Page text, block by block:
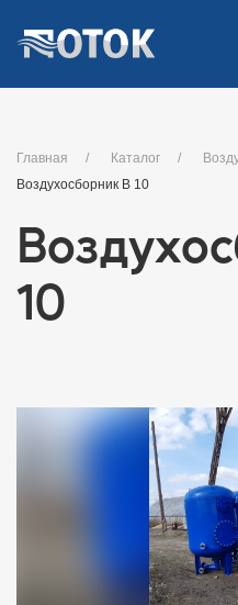
Главная Каталог
Воздухосборник В 10
10